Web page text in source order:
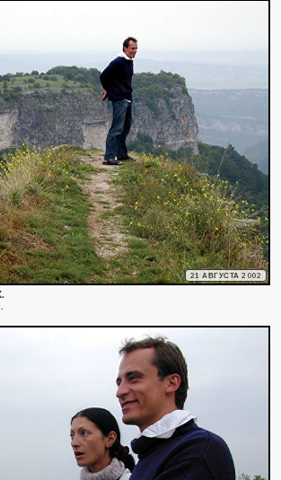
21 АВГУСТА 2002